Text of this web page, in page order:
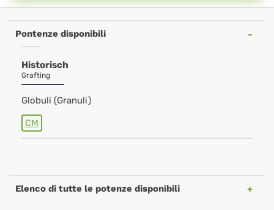
Pontenze disponibili
Historisch
Grafting
Globuli (Granuli)
CM
Elenco di tutte le potenze disponibili